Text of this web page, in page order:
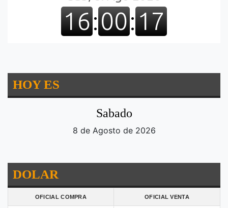
HOY ES
Sabado
8 de Agosto de 2026
DOLAR
OFICIAL COMPRA OFICIAL VENTA